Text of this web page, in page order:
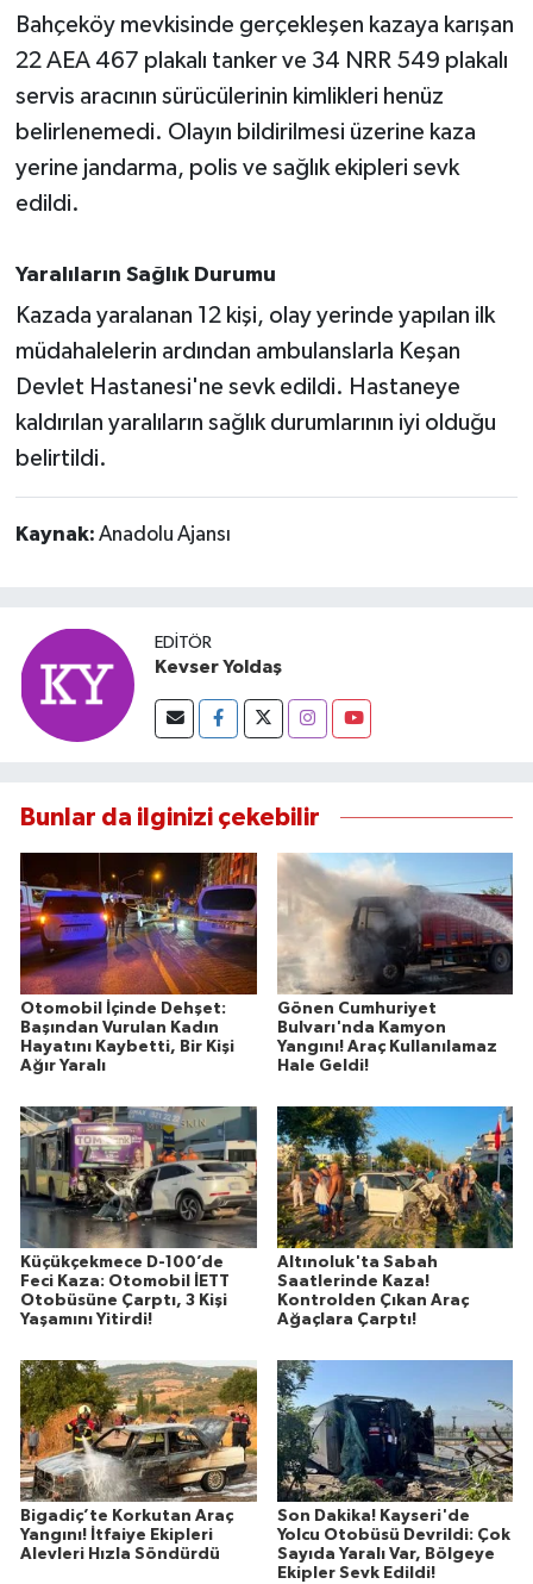
Bahçeköy mevkisinde gerçekleşen kazaya karışan
22 AEA 467 plakalı tanker ve 34 NRR 549 plakalı
servis aracının sürücülerinin kimlikleri henüz
belirlenemedi. Olayın bildirilmesi üzerine kaza
yerine jandarma, polis ve sağlık ekipleri sevk
edildi.
Yaralıların Sağlık Durumu
Kazada yaralanan 12 kişi, olay yerinde yapılan ilk
müdahalelerin ardından ambulanslarla Keşan
Devlet Hastanesi'ne sevk edildi. Hastaneye
kaldırılan yaralıların sağlık durumlarının iyi olduğu
belirtildi.
Kaynak: Anadolu Ajansı
EDITÖR
Kevser Yoldaş
Bunlar da ilginizi çekebilir
Otomobil İçinde Dehşet:
Başından Vurulan Kadın
Hayatını Kaybetti, Bir Kişi
Ağır Yaralı
Gönen Cumhuriyet
Bulvarı'nda Kamyon
Yangını! Araç Kullanılamaz
Hale Geldi!
Küçükçekmece D-100’de
Feci Kaza: Otomobil İETT
Otobüsüne Çarptı, 3 Kişi
Yaşamını Yitirdi!
Altınoluk'ta Sabah
Saatlerinde Kaza!
Kontrolden Çıkan Araç
Ağaçlara Çarptı!
Bigadiç’te Korkutan Araç
Yangını! İtfaiye Ekipleri
Alevleri Hızla Söndürdü
Son Dakika! Kayseri'de
Yolcu Otobüsü Devrildi: Çok
Sayıda Yaralı Var, Bölgeye
Ekipler Sevk Edildi!
İvrindi
KENT GÜNDEMİ
Kepsut
MAGAZİN
MANŞET
OLAY
OTOMOTİV
SAĞLIK
Savaştepe
SİYASET
Sındırgı
SPOR
SÜRMANŞET
Susurluk
TARİHTE BUGÜN
TEKNOLOJİ
Trend
TÜRKİYE
VİZYONDAKİLER
YAŞAM